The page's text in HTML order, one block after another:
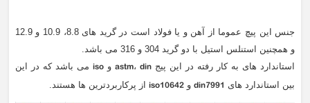
جنس این پیچ عموما از آهن و یا فولاد است در گرید های 8.8، 10.9 و 12.9
و همچنین استنلس استیل با دو گرید 304 و 316 می باشد.
استاندارد های به کار رفته در این پیج
astm،din وiso می باشد که در این
بین استاندارد های din7991و iso10642از پرکاربردترین ها هستند.